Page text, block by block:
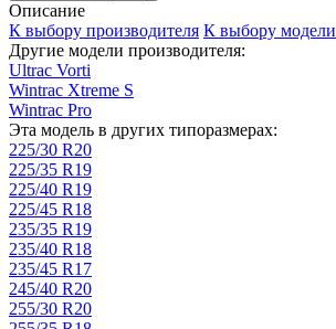
Описание
К выбору производителя К выбору модели
Другие модели производителя:
Ultrac Vorti
Wintrac Xtreme S
Wintrac Pro
Эта модель в других типоразмерах:
225/30 R20
225/35 R19
225/40 R19
225/45 R18
235/35 R19
235/40 R18
235/45 R17
245/40 R20
255/30 R20